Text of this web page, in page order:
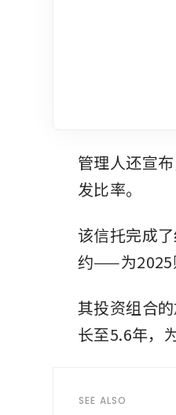
管理人还宣
发比率。
该信托完成
约——为2025
其投资组合
长至5.6年，
SEE ALSO